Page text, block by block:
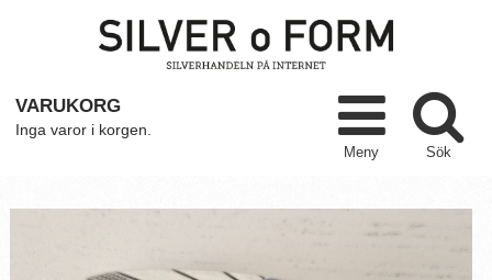
Sök
Meny
VARUKORG
Inga varor i korgen.